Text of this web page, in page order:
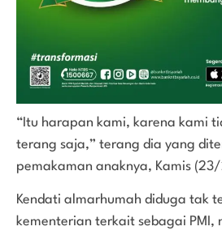
“Itu harapan kami, karena kami
terang saja,” terang dia yang
pemakaman anaknya, Kamis
Kendati almarhumah diduga tak
kementerian terkait sebagai PMI,